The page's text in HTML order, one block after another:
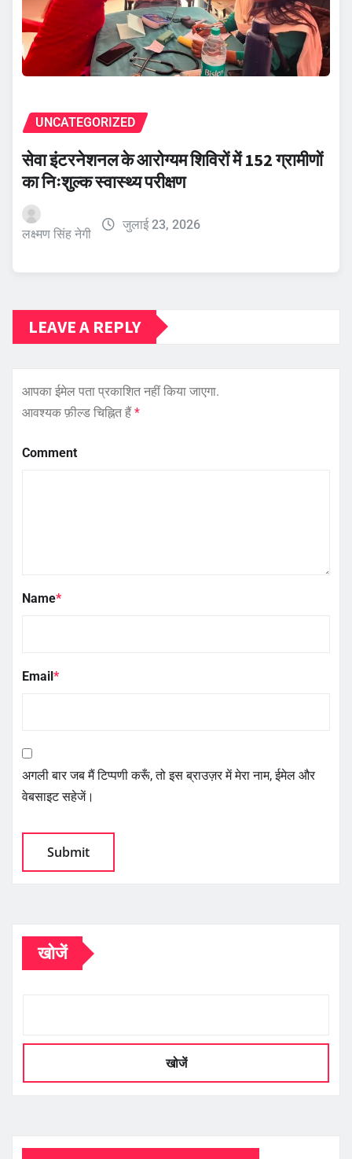
UNCATEGORIZED
सेवा इंटरनेशनल के आरोग्यम शिविरों में 152 ग्रामीणों
का निःशुल्क स्वास्थ्य परीक्षण
लक्ष्मण सिंह नेगी
जुलाई 23, 2026
LEAVE A REPLY
आपका ईमेल पता प्रकाशित नहीं किया जाएगा.
आवश्यक फ़ील्ड चिह्नित हैं*
Comment
Name*
Email*
अगली बार जब मैं टिप्पणी करूँ, तो इस ब्राउज़र में मेरा नाम, ईमेल और
वेबसाइट सहेजें।
खोजें
खोजें